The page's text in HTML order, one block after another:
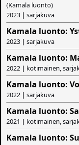
(Kamala luonto)
2023 | sarjakuva
Kamala luonto:
2023 | sarjakuva
Kamala luonto:
2022 | kotimainen,
Kamala luonto:
2022 | sarjakuva
Kamala luonto:
2021 | kotimainen,
Kamala luonto: